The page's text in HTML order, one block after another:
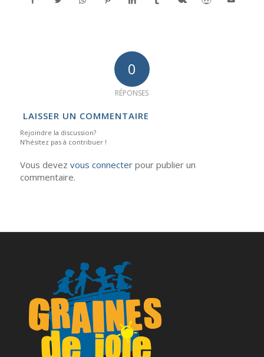
0
RÉPONSES
LAISSER UN COMMENTAIRE
Rejoindre la discussion?
N’hésitez pas à contribuer !
Vous devez vous connecterpour publier un
commentaire.